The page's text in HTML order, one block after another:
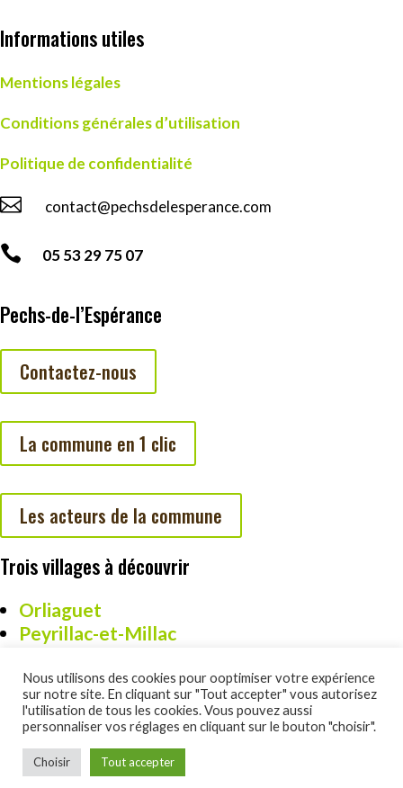
Informations utiles
Mentions légales
Conditions générales d’utilisation
Politique de confidentialité
 contact@pechsdelesperance.com
 05 53 29 75 07
Pechs-de-l’Espérance
Contactez-nous
La commune en 1 clic
Les acteurs de la commune
Trois villages à découvrir
Orliaguet
Peyrillac-et-Millac
Un site réalisé par DSO Commucation :
Nous utilisons des cookies pour ooptimiser votre expérience
sur notre site. En cliquant sur "Tout accepter" vous autorisez
l'utilisation de tous les cookies. Vous pouvez aussi
personnaliser vos réglages en cliquant sur le bouton "choisir".
Choisir Tout accepter